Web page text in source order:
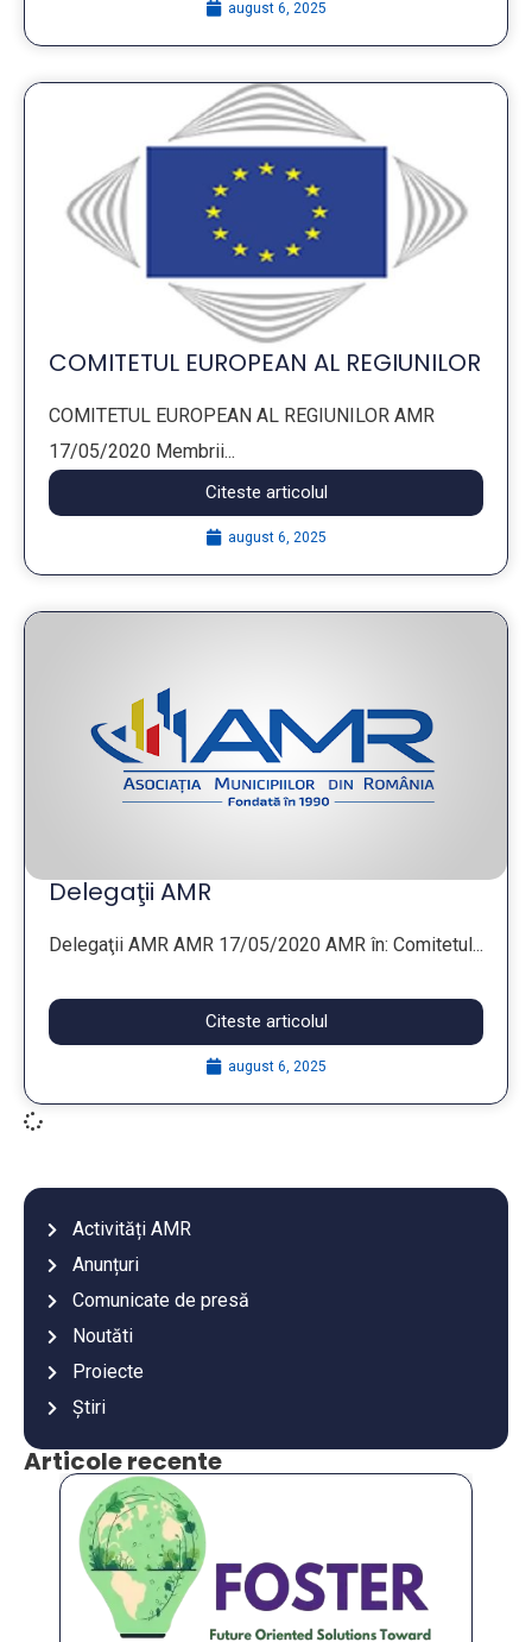
august 6, 2025
COMITETUL EUROPEAN AL REGIUNILOR
COMITETUL EUROPEAN AL REGIUNILOR AMR
17/05/2020 Membrii...
Citeste articolul
august 6, 2025
Delegaţii AMR
Delegaţii AMR AMR 17/05/2020 AMR în: Comitetul...
Citeste articolul
august 6, 2025
Activități AMR
Anunțuri
Comunicate de presă
Noutăti
Proiecte
Știri
Articole recente